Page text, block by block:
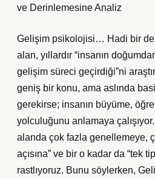
ve Derinlemesine Analiz
Gelişim psikolojisi… Hadi bir de
alan, yıllardır “insanın
gelişim süreci geçirdiği”ni
geniş bir konu, ama aslında
gerekirse; insanın büyüme,
yolculuğunu anlamaya
alanda çok fazla genellemeye,
açısına” ve bir o kadar da “tek
rastlıyoruz. Bunu söylerken,